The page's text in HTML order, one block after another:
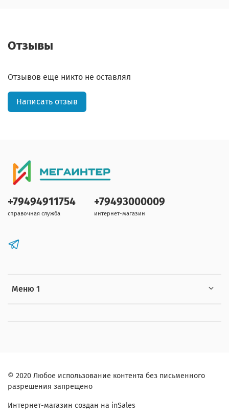
Отзывы
Отзывов еще никто не оставлял
Написать отзыв
Меню 1
+79494911754
справочная служба
+79493000009
интернет-магазин
© 2020 Любое использование контента без письменного
разрешения запрещено
Интернет-магазин создан на inSales